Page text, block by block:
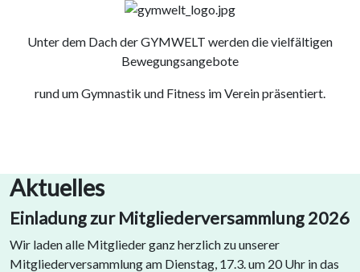
Unter dem Dach der GYMWELT werden die vielfältigen
Bewegungsangebote
rund um Gymnastik und Fitness im Verein präsentiert.
Aktuelles
Einladung zur Mitgliederversammlung 2026
Wir laden alle Mitglieder ganz herzlich zu unserer
Mitgliederversammlung am Dienstag, 17.3. um 20 Uhr in das